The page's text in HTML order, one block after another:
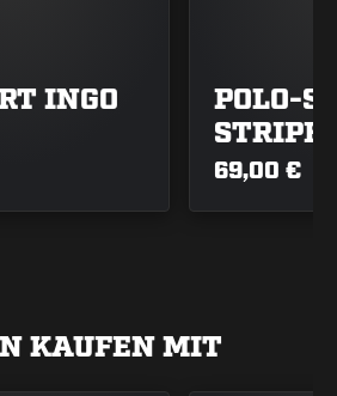
INGO
POLO-
STRIPE
69,00 €
KAUFEN MIT